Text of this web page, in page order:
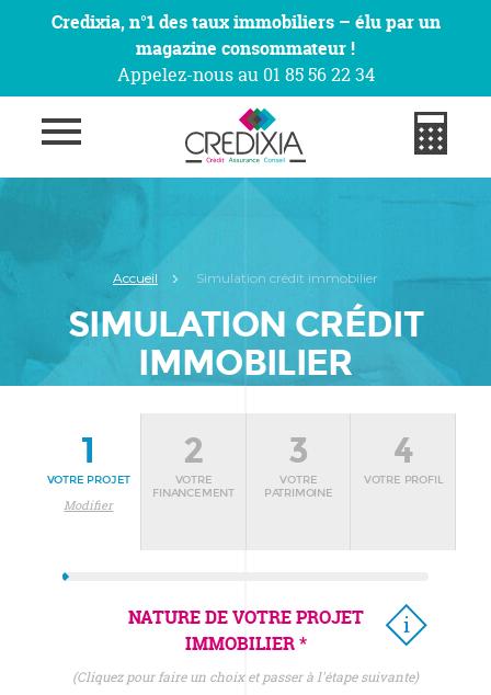
Credixia, n°1 des taux immobiliers – élu par un
magazine consommateur !
Appelez-nous au 01 85 56 22 34
Accueil Simulation crédit immobilier
SIMULATION CRÉDIT
IMMOBILIER
1
VOTRE PROJET
Modifier
2
VOTRE
FINANCEMENT
3
VOTRE
PATRIMOINE
4
VOTRE PROFIL
NATURE DE VOTRE PROJET
IMMOBILIER *
(cliquez pour faire un choix et passer à l'étape suivante)